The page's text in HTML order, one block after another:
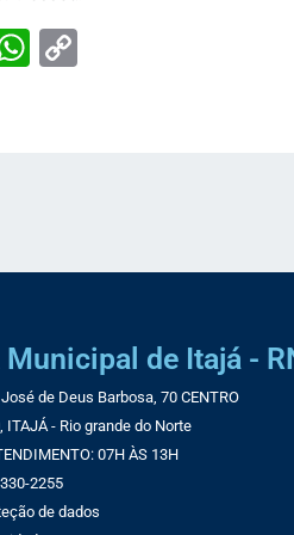
WhatsApp
Copy
de Itajá -
de Deus Barbosa, 70 CENTRO
ITAJÁ - Rio grande do Norte
07H ÀS 13H
2255
de dados